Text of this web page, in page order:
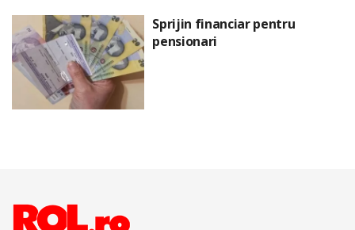
Sprijin financiar pentru
pensionari